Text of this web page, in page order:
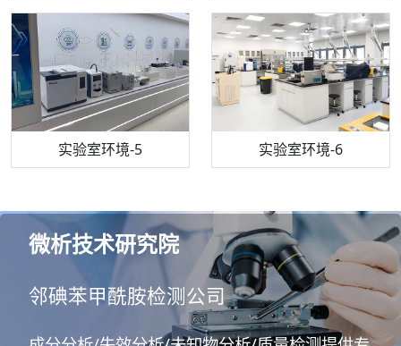
实验室环境-5 实验室环境-6
机构质检技术员-5 机构质检技术员-6
气相色谱仪 万能力学试验仪
微析技术研究院
邻碘苯甲酰胺检测公司